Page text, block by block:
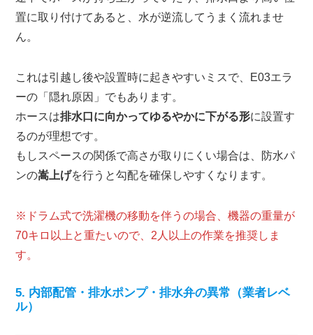
置に取り付けてあると、水が逆流してうまく流れませ
ん。
これは引越し後や設置時に起きやすいミスで、E03エラ
ーの「隠れ原因」でもあります。
ホースは排水口に向かってゆるやかに下がる形に設置す
るのが理想です。
もしスペースの関係で高さが取りにくい場合は、防水パ
ンの嵩上げを行うと勾配を確保しやすくなります。
※ドラム式で洗濯機の移動を伴うの場合、機器の重量が
70キロ以上と重たいので、2人以上の作業を推奨しま
す。
5. 内部配管・排水ポンプ・排水弁の異常（業者レベ
ル）